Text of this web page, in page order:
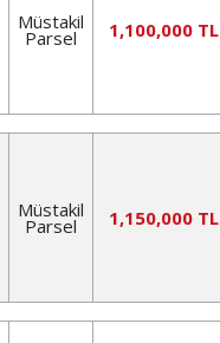
Müstakil
Parsel 1,100,000 TL
Müstakil
Parsel 1,150,000 TL